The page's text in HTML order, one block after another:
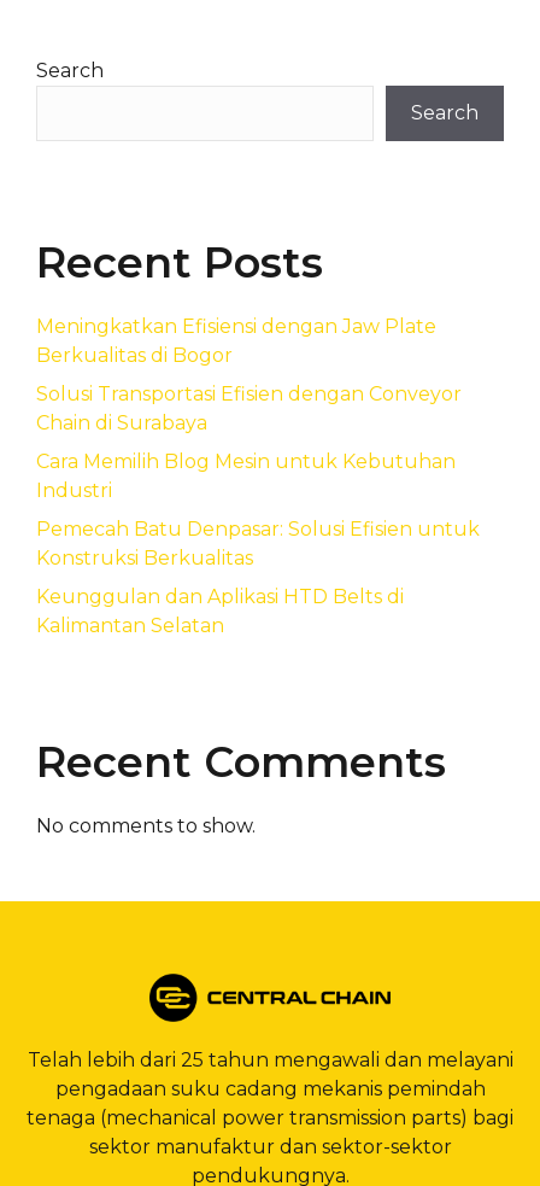
Search
Search
Recent Posts
Meningkatkan Efisiensi dengan Jaw Plate
Berkualitas di Bogor
Solusi Transportasi Efisien dengan Conveyor
Chain di Surabaya
Cara Memilih Blog Mesin untuk Kebutuhan
Industri
Pemecah Batu Denpasar: Solusi Efisien untuk
Konstruksi Berkualitas
Keunggulan dan Aplikasi HTD Belts di
Kalimantan Selatan
Recent Comments
No comments to show.
Telah lebih dari 25 tahun mengawali dan melayani
pengadaan suku cadang mekanis pemindah
tenaga (mechanical power transmission parts) bagi
sektor manufaktur dan sektor-sektor
pendukungnya.